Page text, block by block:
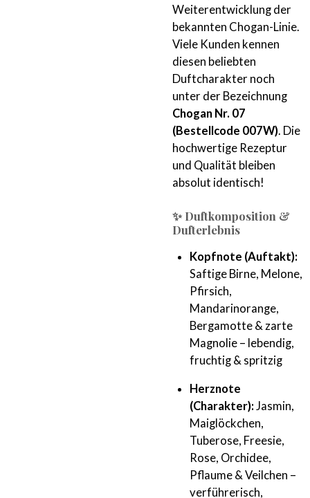
Weiterentwicklung der
bekannten Chogan-Linie.
Viele Kunden kennen
diesen beliebten
Duftcharakter noch
unter der Bezeichnung
Chogan Nr. 07
(Bestellcode 007W). Die
hochwertige Rezeptur
und Qualität bleiben
absolut identisch!
✨ Duftkomposition &
Dufterlebnis
Kopfnote (Auftakt):
Saftige Birne, Melone,
Pfirsich,
Mandarinorange,
Bergamotte & zarte
Magnolie – lebendig,
fruchtig & spritzig
Herznote
(Charakter): Jasmin,
Maiglöckchen,
Tuberose, Freesie,
Rose, Orchidee,
Pflaume & Veilchen –
verführerisch,